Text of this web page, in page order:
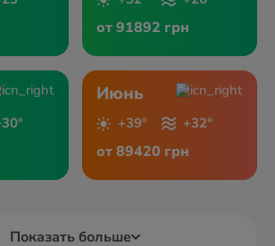
от 91892 грн
Июнь
+39° +32°
от 89420 грн
Показать больше